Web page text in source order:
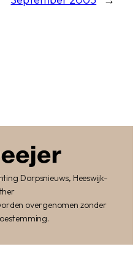
Dorpsnieuws, Heeswijk-
overgenomen zonder